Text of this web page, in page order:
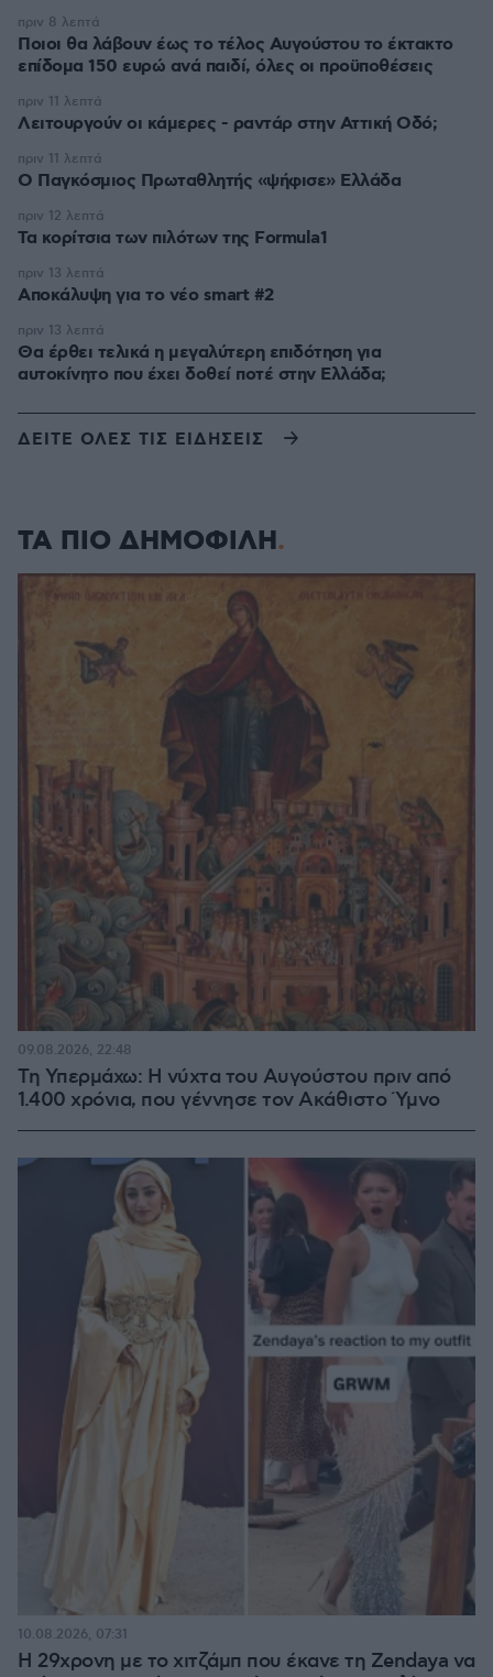
Ποιοι θα λάβουν έως το τέλος Αυγούστου το έκτακτο
επίδομα 150 ευρώ ανά παιδί, όλες οι προϋποθέσεις
πριν 8 λεπτά
Λειτουργούν οι κάμερες - ραντάρ στην Αττική Οδό;
πριν 11 λεπτά
Ο Παγκόσμιος Πρωταθλητής «ψήφισε» Ελλάδα
πριν 11 λεπτά
Τα κορίτσια των πιλότων της Formula1
πριν 12 λεπτά
Αποκάλυψη για το νέο smart #2
πριν 13 λεπτά
Θα έρθει τελικά η μεγαλύτερη επιδότηση για
αυτοκίνητο που έχει δοθεί ποτέ στην Ελλάδα;
πριν 13 λεπτά
ΔΕΙΤΕ ΟΛΕΣ ΤΙΣ ΕΙΔΗΣΕΙΣ
ΤΑ ΠΙΟ ΔΗΜΟΦΙΛΗ
Τη Υπερμάχω: Η νύχτα του Αυγούστου πριν από
1.400 χρόνια, που γέννησε τον Ακάθιστο Ύμνο
09.08.2026, 22:48
Η 29χρονη με το χιτζάμπ που έκανε τη Zendaya να
10.08.2026, 07:31